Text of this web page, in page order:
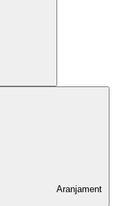
Aranjament